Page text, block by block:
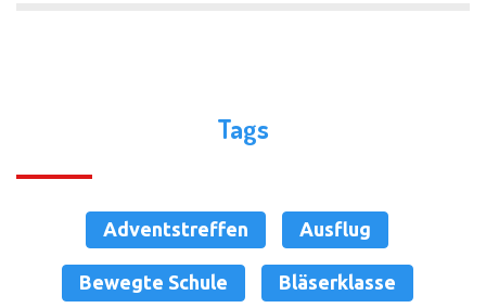
Tags
Adventstreffen Ausflug
Bewegte Schule Bläserklasse